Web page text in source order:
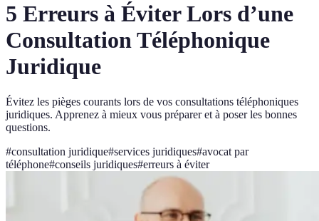
5 Erreurs à Éviter Lors d’une
Consultation Téléphonique
Juridique
Évitez les pièges courants lors de vos consultations téléphoniques
juridiques. Apprenez à mieux vous préparer et à poser les bonnes
questions.
#consultation juridique#services juridiques#avocat par
téléphone#conseils juridiques#erreurs à éviter